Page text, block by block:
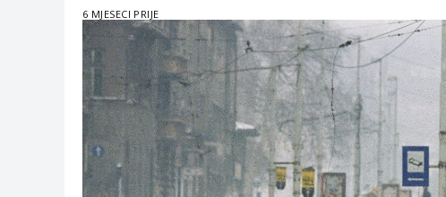
6 MJESECI PRIJE